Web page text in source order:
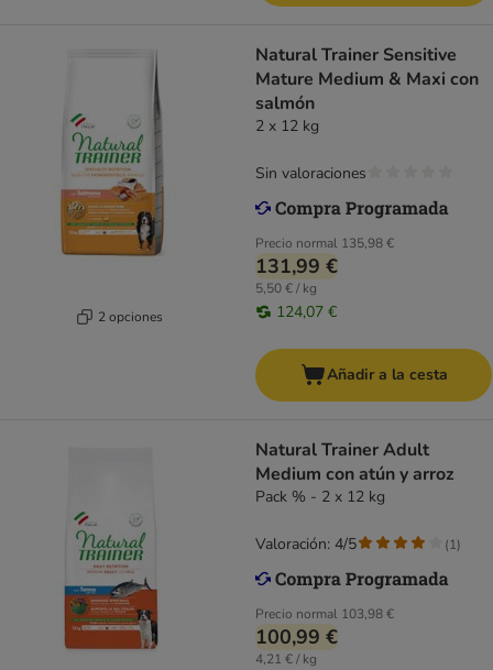
2 opciones
Natural Trainer Sensitive
Mature Medium & Maxi con
salmón
2 x 12 kg
Precio normal 135,98 €
131,99 €
5,50 € / kg
124,07 €
Sin valoraciones
Añadir a la cesta
Natural Trainer Adult
Medium con atún y arroz
Pack % - 2 x 12 kg
Precio normal 103,98 €
100,99 €
4,21 € / kg
Valoración: 4/5 (1)